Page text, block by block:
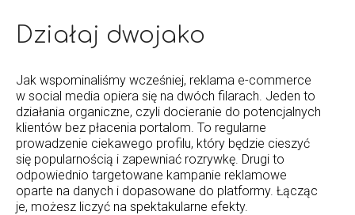
Działaj dwojako
Jak wspominaliśmy wcześniej, reklama e-commerce
w social media opiera się na dwóch filarach. Jeden to
działania organiczne, czyli docieranie do potencjalnych
klientów bez płacenia portalom. To regularne
prowadzenie ciekawego profilu, który będzie cieszyć
się popularnością i zapewniać rozrywkę. Drugi to
odpowiednio targetowane kampanie reklamowe
oparte na danych i dopasowane do platformy. Łącząc
je, możesz liczyć na spektakularne efekty.